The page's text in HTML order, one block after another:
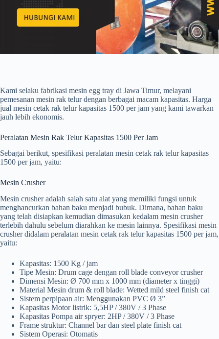
Kami selaku fabrikasi mesin egg tray di Jawa Timur, melayani
pemesanan mesin rak telur dengan berbagai macam kapasitas. Harga
jual mesin cetak rak telur kapasitas 1500 per jam yang kami tawarkan
jauh lebih ekonomis.
Peralatan Mesin Rak Telur Kapasitas 1500 Per Jam
Sebagai berikut, spesifikasi peralatan mesin cetak rak telur kapasitas
1500 per jam, yaitu:
Mesin Crusher
Mesin crusher adalah salah satu alat yang memiliki fungsi untuk
menghancurkan bahan baku menjadi bubuk. Dimana, bahan baku
yang telah disiapkan kemudian dimasukan kedalam mesin crusher
terlebih dahulu sebelum diarahkan ke mesin lainnya. Spesifikasi mesin
crusher didalam peralatan mesin cetak rak telur kapasitas 1500 per jam,
yaitu:
Kapasitas: 1500 Kg / jam
Tipe Mesin: Drum cage dengan roll blade conveyor crusher
Dimensi Mesin: Ø 700 mm x 1000 mm (diameter x tinggi)
Material Mesin drum & roll blade: Wetted mild steel finish cat
Sistem perpipaan air: Menggunakan PVC Ø 3”
Kapasitas Motor listrik: 5,5HP / 380V / 3 Phase
Kapasitas Pompa air spryer: 2HP / 380V / 3 Phase
Frame struktur: Channel bar dan steel plate finish cat
Sistem Operasi: Otomatis